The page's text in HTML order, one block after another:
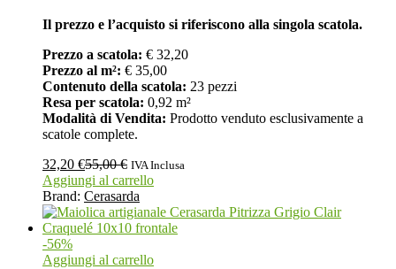
Il prezzo e l’acquisto si riferiscono alla singola scatola.
Prezzo a scatola: € 32,20
Prezzo al m²: € 35,00
Contenuto della scatola: 23 pezzi
Resa per scatola: 0,92 m²
Modalità di Vendita: Prodotto venduto esclusivamente a
scatole complete.
32,20 €55,00€ IVA Inclusa
Aggiungi al carrello
Brand: Cerasarda
-56%
Aggiungi al carrello